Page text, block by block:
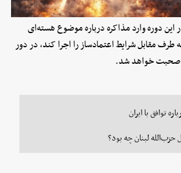
این دوره وارد مذاکره درباره موضوع هسته‌ای
مقابل شرایط اعتمادساز را اجرا کند، در دور
صحبت خواهد شد.
توافق با ایران
حزب‌الله لبنان چه بود؟